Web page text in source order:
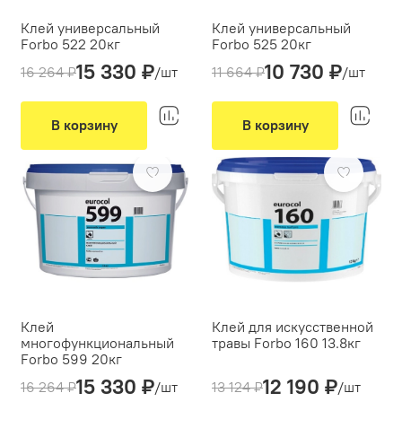
Клей универсальный
Forbo 522 20кг
Производитель:Forbo
Для абсорбирующих и не
абсорбирующих оснований
Морозостойкость:
Расход (г/м2):220-270
16 264 ₽15 330 ₽/шт
В корзину
Клей универсальный
Forbo 525 20кг
Производитель:Forbo
Для впитывающих
Морозостойкость:
Расход (г/м2):300-350
11 664 ₽10 730 ₽/шт
В корзину
Клей
многофункциональный
Forbo 599 20кг
Производитель:Forbo
16 264 ₽15 330 ₽/шт
Клей для искусственной
травы Forbo 160 13.8кг
Основание:
Для искусственной травы
13 124 ₽12 190 ₽/шт